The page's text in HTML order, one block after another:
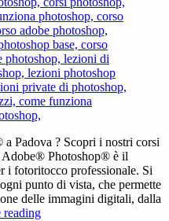
Padova ? Scopri i nostri corsi
Adobe® Photoshop® è il
i fotoritocco professionale. Si
punto di vista, che permette
delle immagini digitali, dalla
readingWorkshop